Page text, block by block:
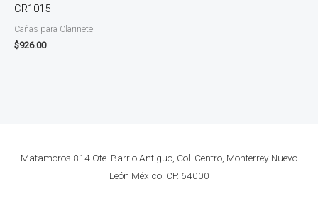
CR1015
Cañas para Clarinete
$926.00
Matamoros 814 Ote. Barrio Antiguo, Col. Centro, Monterrey Nuevo
León México. CP. 64000